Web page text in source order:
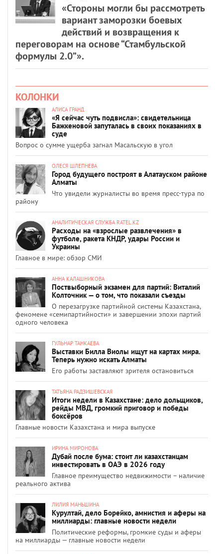
«Стороны могли бы рассмотреть
вариант заморозки боевых
действий и возвращения к
переговорам на основе “Стамбульской
формулы 2.0”».
КОЛОНКИ
АЛИСА ГРАНД
«Я сейчас чуть подвисла»: свидетельница
Бажкеновой запуталась в своих показаниях в
суде
Вопрос о сумме ущерба загнал Масальскую в угол
ОЛЕСЯ ШЛЕПНЕВА
Город будущего построят в Алатауском районе
Алматы
Что увидели журналисты во время пресс-тура по
району
АНАЛИТИЧЕСКАЯ СЛУЖБА RATEL.KZ
Расходы на «взрослые развлечения» в
футболе, ракета КНДР, удары России и
Украины
Главное в мире: обзор СМИ
АННА КАЛАШНИКОВА
Поствыборный экзамен для партий: Виталий
Колточник — о том, что показали съезды
О перезагрузке партийной системы Казахстана,
феномене «семипартийности» и завершении эпохи партий
одного человека
ГУЛЬНАР ТАНКАЕВА
Выставки Билла Виолы ищут на картах мира.
Теперь нужно искать Алматы
Его работы заставляют зрителя остановиться
ТАТЬЯНА РАДЗИШЕВСКАЯ
Итоги недели в Казахстане: дело дольщиков,
рейды МВД, громкий приговор и победы
боксёров
Главные новости Казахстана и мира выпуске
ИРИНА МИРОНОВА
Дубай после бума: стоит ли казахстанцам
инвестировать в ОАЭ в 2026 году
Главное преимущество недвижимости – наличие
реального актива
ЛИЛИЯ МАНЬШИНА
Курултай, дело Борейко, амнистия и аферы на
миллиарды: главные новости недели
Политические реформы, громкие суды и аферы
на миллиарды — главные новости недели